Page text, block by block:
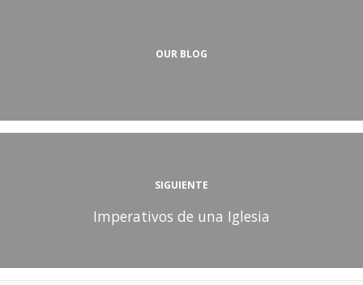
OUR BLOG
SIGUIENTE
Imperativos de una Iglesia